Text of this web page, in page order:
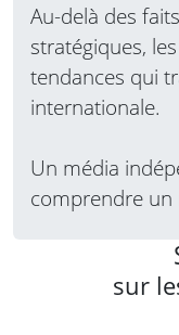
Au-delà des
stratégiques,
tendances qui
internationale.
Un média
comprendre
sur